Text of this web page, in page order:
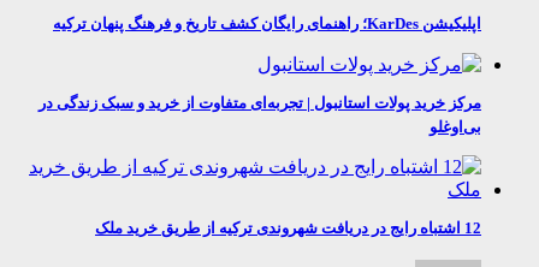
اپلیکیشن KarDes؛ راهنمای رایگان کشف تاریخ و فرهنگ پنهان ترکیه
مرکز خرید پولات استانبول | تجربه‌ای متفاوت از خرید و سبک زندگی در
بی‌اوغلو